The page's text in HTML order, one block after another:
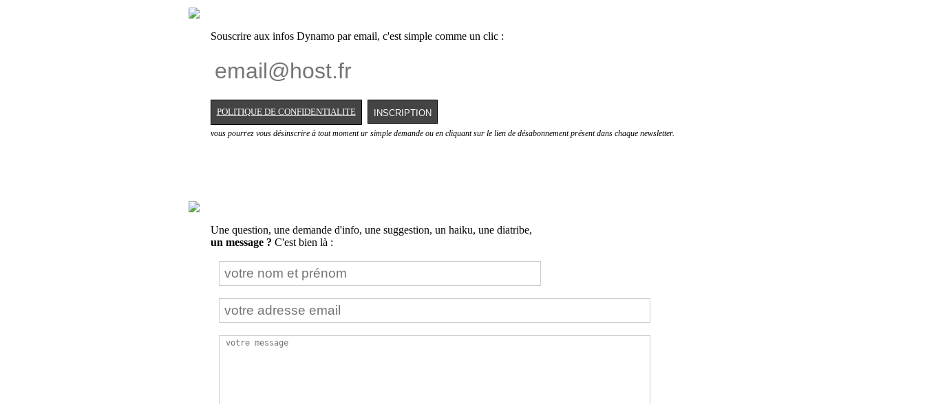
Souscrire aux infos Dynamo par email, c'est simple comme un clic :
POLITIQUE DE CONFIDENTIALITE
vous pourrez vous désinscrire à tout moment ur simple demande ou en cliquant sur le lien de désabonnement présent dans chaque newsletter.
Une question, une demande d'info, une suggestion, un haiku, une diatribe,
un message ? C'est bien là :